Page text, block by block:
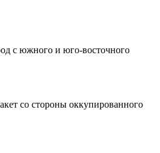
с южного и юго-восточного
со стороны оккупированного